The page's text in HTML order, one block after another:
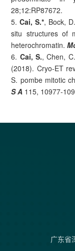
28;12:RP87672.
5.Cai, S.*, Bock,
situ structures of
heterochromatin.
6. Cai, S., Chen,
(2018). Cryo-ET
S. pombe mitotic
S A 115, 10977-
广东省